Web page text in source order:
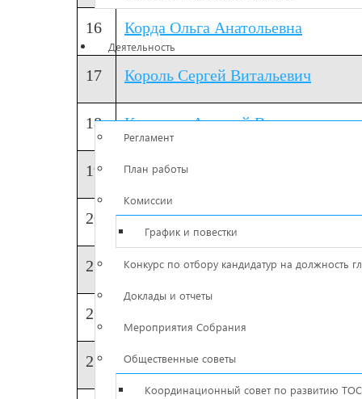
Деятельность
Регламент
План работы
Комиссии
График и повестки
Конкурс по отбору кандидатур на должность
Доклады и отчеты
Мероприятия Собрания
Общественные советы
Координационный совет по развитию
16 Корда Ольга Анатольевна
17 Король Сергей Витальевич
18 Кузнецов Алексей Владимирович
19 Куряев Дмитрий Владимирович
20 Марков Александр Геннадьевич
21 Морозов Александр Олегович
22
23 Новикова Светлана Валерьевна